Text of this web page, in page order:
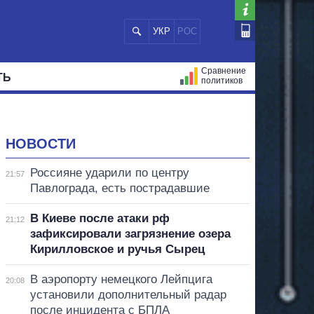
УКР РОС
Сравнение
политиков
НОВОСТИ
21:57
Россияне ударили по центру
Павлограда, есть пострадавшие
21:12
В Киеве после атаки рф
зафиксировали загрязнение озера
Кирилловское и ручья Сырец
20:08
В аэропорту немецкого Лейпцига
установили дополнительный радар
после инцидента с БПЛА